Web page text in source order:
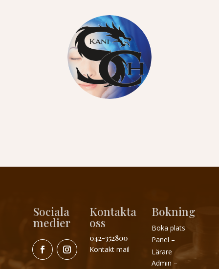
Sociala
medier
Kontakta
oss
042-352800
Kontakt mail
Bokning
Boka plats
Panel –
Lärare
Admin –